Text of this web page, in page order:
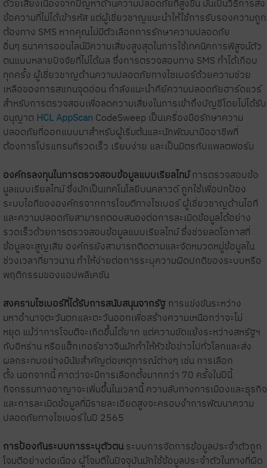
ด้วยเสียงเนื่องจากปัญหาด้านความปลอดภัยที่สูงขึ้น มันเป็นวิธีการส่ง
ข้อความที่ไม่ได้เข้ารหัส แต่ผู้เชี่ยวชาญแนะนำให้ใช้การรับรองความถูก
ต้องทาง SMS หากคุณไม่มีตัวเลือกการรักษาความปลอดภัย
อื่นๆ ธนาคารออนไลน์มีความเสี่ยงสูงสุดในการใช้เทคนิคการพิสูจน์ตัว
ตนแบบหลายปัจจัยที่ไม่ได้ผล ซึ่งการตรวจสอบทาง SMS ทำได้เกือบ
ทุกครั้ง ผู้เชี่ยวชาญด้านความปลอดภัยทางไซเบอร์ด้วยความช่วย
เหลือของการสแกนจุดอ่อน กำลังแนะนำคีย์ความปลอดภัยฮาร์ดแวร์
สำหรับการตรวจสอบเพื่อลดความเสี่ยงในการเข้าถึงบัญชีโดยไม่ได้รับ
อนุญาต HCL AppScan CodeSweep เป็นเครื่องมือรักษาความ
ปลอดภัยที่ออกแบบมาสำหรับผู้เริ่มต้นและนักพัฒนามืออาชีพที่
ต้องการโปรแกรมที่รวดเร็ว เรียบง่าย และเป็นมิตรกับแพลตฟอร์ม
องค์กรลงทุนในการตรวจสอบข้อมูลแบบเรียลไทม์การตรวจสอบข้อ
มูลแบบเรียลไทม์ ซึ่งมักเป็นเทคโนโลยีบนคลาวด์ ถูกใช้เพื่อปกป้อง
ระบบไอทีขององค์กรจากการโจมตีทางไซเบอร์ ผู้เชี่ยวชาญด้านไอที
และความปลอดภัยสามารถตอบสนองต่อการละเมิดข้อมูลได้อย่าง
รวดเร็วด้วยการตรวจสอบข้อมูลแบบเรียลไทม์ ซึ่งช่วยลดโอกาสที่
ข้อมูลจะสูญเสีย องค์กรยังสามารถติดตามและจัดหมวดหมู่ข้อมูลใน
ช่วงเวลาที่ยาวนาน ทำให้ง่ายต่อการระบุความผิดปกติของระบบหรือ
พฤติกรรมของแอปพลิเคชัน
สงครามไซเบอร์ที่ได้รับการสนับสนุนจากรัฐ การแข่งขันระหว่าง
มหาอำนาจตะวันตกและตะวันออกเพื่อสร้างความเหนือกว่าจะไม่
หยุด แม้ว่าการโจมตีจะเกิดขึ้นได้ยาก แต่ความขัดแย้งระหว่างสหรัฐฯ
กับอิหร่าน หรือแฮ็กเกอร์ชาวจีนมักทำให้หัวข้อข่าวไปทั่วโลกและส่ง
ผลกระทบอย่างมีนัยสำคัญต่อเหตุการณ์ต่างๆ เช่น การเลือก
ตั้ง นอกจากนี้ คาดว่าจะมีการเลือกตั้งมากกว่า 70 ครั้งในปีนี้
กิจกรรมทางอาญาจะเพิ่มขึ้นในเวลานี้ ความลับทางการเมืองและธุรกิจ
และการละเมิดข้อมูลที่มีรายละเอียดสูงจะครอบงำการพัฒนาความ
ปลอดภัยทางไซเบอร์ในปี 2565
การป้องกันระบบการระบุตัวตนระบบการจัดการข้อมูลประจำตัวถูก
โจมตีอย่างต่อเนื่อง ผู้โจมตีในปัจจุบันมักใช้ข้อมูลประจำตัวในทางที่ผิด